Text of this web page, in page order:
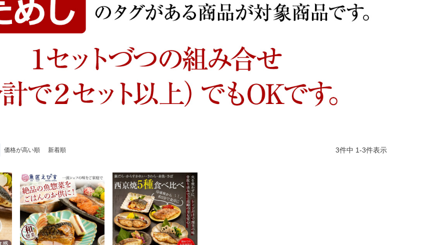
価格が高い順 新着順 3件中 1-3件表示